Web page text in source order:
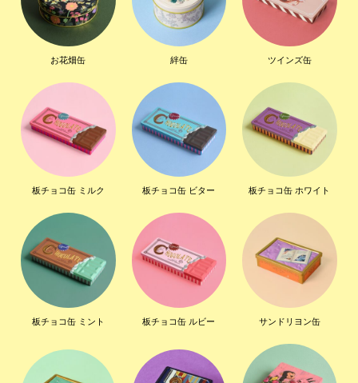
お花畑缶 絆缶 ツインズ缶
板チョコ缶 ミルク 板チョコ缶 ビター 板チョコ缶 ホワイト
板チョコ缶 ミント 板チョコ缶 ルビー サンドリヨン缶